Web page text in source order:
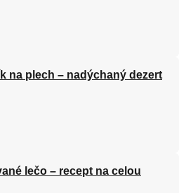
na plech – nadýchaný dezert
lečo – recept na celou